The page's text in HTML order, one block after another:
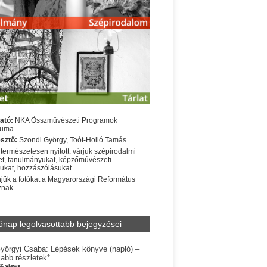
NKA Összművészeti Programok
Szondi György, Toót-Holló Tamás
nyitott: várjuk szépirodalmi
tanulmányukat, képzőművészeti
hozzászólásukat.
a fotókat a Magyarországi Református
legolvasottabb bejegyzései
Csaba: Lépések könyve (napló) –
részletek*